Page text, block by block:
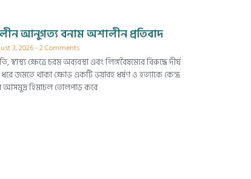
আনুগত্য বনাম অশালীন প্রতিবাদ
3, 2026 2 Comments
স্বাস্থ্য ক্ষেত্রে চরম অব্যবস্থা এবং লিঙ্গবৈষম্যের বিরুদ্ধে দীর্ঘ
জমতে থাকা ক্ষোভ একটি ভয়াবহ ধর্ষণ ও হত্যাকে কেন্দ্র
আসমুদ্র হিমাচল তোলপাড় করে